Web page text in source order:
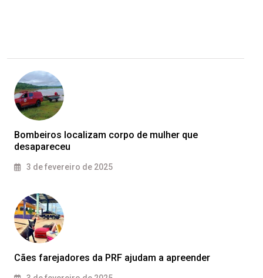
Bombeiros localizam corpo de mulher que
desapareceu
3 de fevereiro de 2025
Cães farejadores da PRF ajudam a apreender